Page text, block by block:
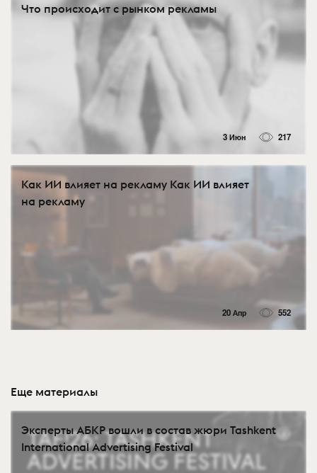
Что происходит с рынком рекламы
3 Июн 217
Как ИИ влияет на рекламу Как ИИ влияет
на рекламу
20 Апр 552
Еще материалы
Эксперты АБКР вошли в состав жюри Tashkent
International Advertising Festival